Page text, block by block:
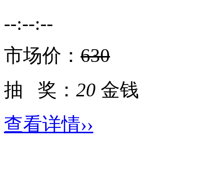
--:--:--
市场价： 630
抽 奖： 20 金钱
查看详情››